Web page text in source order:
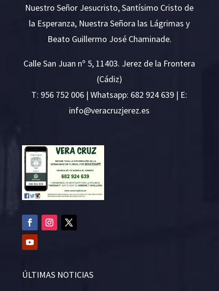
Nuestro Señor Jesucristo, Santísimo Cristo de
la Esperanza, Nuestra Señora las Lágrimas y
Beato Guillermo José Chaminade.
Calle San Juan nº 5, 11403. Jerez de la Frontera
(Cádiz)
T: 956 752 006 | Whatsapp: 682 924 639 | E:
se.ze
rejzu
rcare
v@ofn
i
ÚLTIMAS NOTICIAS